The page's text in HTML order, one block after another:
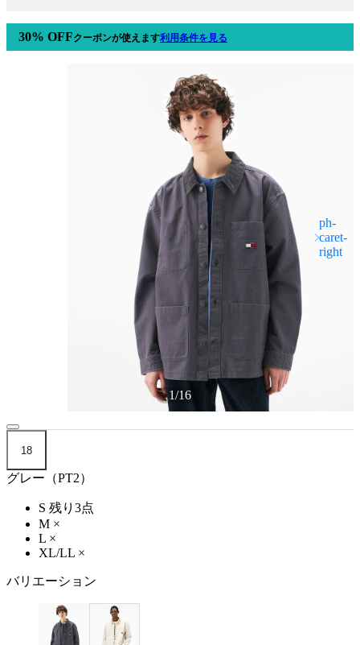
30% OFFクーポンが使えます利用条件を見る
1/16
18
グレー（PT2）
S 残り3点
M ×
L ×
XL/LL ×
バリエーション